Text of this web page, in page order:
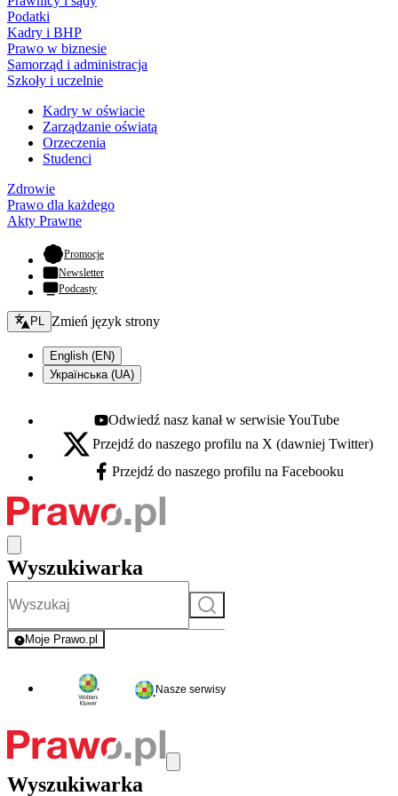
Podatki
Kadry i BHP
Prawo w biznesie
Samorząd i administracja
Szkoły i uczelnie
Kadry w oświacie
Zarządzanie oświatą
Orzeczenia
Studenci
Zdrowie
Prawo dla każdego
Akty Prawne
Promocje- otwiera się w nowej karcie
Newsletter
Podcasty
Zmień język - bieżący:
PL Zmień język strony
English (EN)
Українська (UA)
Youtube - otwiera się w nowej karcie
Odwiedź nasz kanał w serwisie YouTube
X - otwiera się w nowej karcie
Przejdź do naszego profilu na X (dawniej Twitter)
Facebook - otwiera się w nowej karcie
Przejdź do naszego profilu na Facebooku
Wyszukiwarka
Szukaj
Moje Prawo.pl
- rejestracja i logowanie do serwisu
Nasze serwisy
Wyszukiwarka